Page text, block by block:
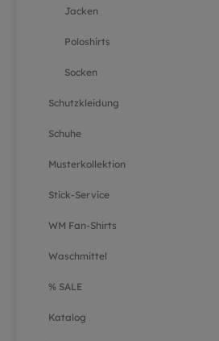
Jacken
Poloshirts
Socken
Schutzkleidung
Schuhe
Musterkollektion
Stick-Service
WM Fan-Shirts
Waschmittel
% SALE
Katalog